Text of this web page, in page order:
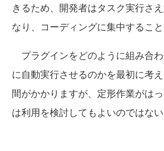
きるため、開発者はタスク実行さ
なり、コーディングに集中すること
プラグインをどのように組み合
に自動実行させるのかを最初に考
間がかかりますが、定形作業がは
は利用を検討してもよいのではない